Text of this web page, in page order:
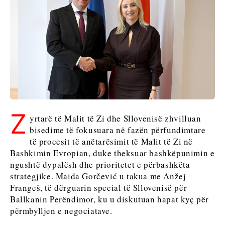
Sllovenia
Business &
Economy
Historitë e
Biznesit
Emërime
Bujqësi
Industria
Ndërtim
Energjia
Mjedis
Financa
Business &
Economy
Historitë
Biznesit
Emërime
Bujqësi
Industria
Ndërtim
Energjia
Mjedis
Financa
FMCG
Z yrtarë të Malit të Zi dhe Sllovenisë zhvilluan
bisedime të fokusuara në fazën përfundimtare
të procesit të anëtarësimit të Malit të Zi në
Bashkimin Evropian, duke theksuar bashkëpunimin e
ngushtë dypalësh dhe prioritetet e përbashkëta
strategjike. Maida Gorčević u takua me Anžej
Frangeš, të dërguarin special të Sllovenisë për
Ballkanin Perëndimor, ku u diskutuan hapat kyç për
përmbylljen e negociatave.